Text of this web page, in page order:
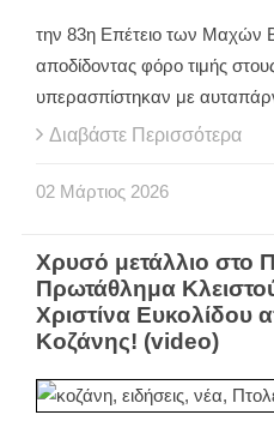
την 83η Επέτειο των Μαχών
αποδίδοντας φόρο τιμής
υπερασπίστηκαν με
Διαβάστε Περισσότερα
02 Μάρτιος 2026
Χρυσό μετάλλιο στο
Πρωτάθλημα
Χριστίνα Ευκολίδου
Κοζάνης! (video)